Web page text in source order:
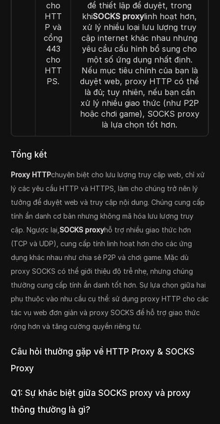
cho
HTT
P và
cổng
443
cho
HTT
PS.
để thiết lập để duyệt, trong
khiSOCKS proxylinh hoạt hơn,
xử lý nhiều loại lưu lượng truy
cập internet khác nhau nhưng
yêu cầu cấu hình bổ sung cho
một số ứng dụng nhất định.
Nếu mục tiêu chính của bạn là
duyệt web, proxy HTTP có thể
là đủ; tuy nhiên, nếu bạn cần
xử lý nhiều giao thức (như P2P
hoặc chơi game), SOCKS proxy
là lựa chọn tốt hơn.
Tổng kết
Proxy HTTPchuyên biệt cho lưu lượng truy cập web, chỉ xử
lý các yêu cầu HTTP và HTTPS, làm cho chúng trở nên lý
tưởng để duyệt web và truy cập nội dung. Chúng cung cấp
tính ẩn danh cơ bản nhưng không mã hóa lưu lượng truy
cập. Ngược lại, SOCKS proxyhỗ trợ nhiều giao thức hơn
(TCP và UDP), cung cấp tính linh hoạt hơn cho các ứng
dụng khác nhau như chia sẻ P2P và chơi game. Mặc dù
proxy SOCKS có thể giới thiệu độ trễ nhẹ, nhưng chúng
thường cung cấp tính ẩn danh tốt hơn. Sự lựa chọn giữa hai
phụ thuộc vào nhu cầu cụ thể: sử dụng proxy HTTP cho các
tác vụ web đơn giản và proxy SOCKS để hỗ trợ giao thức
rộng hơn và tăng cường quyền riêng tư.
Câu hỏi thường gặp về HTTP Proxy & SOCKS
Proxy
Q1: Sự khác biệt giữa SOCKS proxy và proxy
thông thường là gì?